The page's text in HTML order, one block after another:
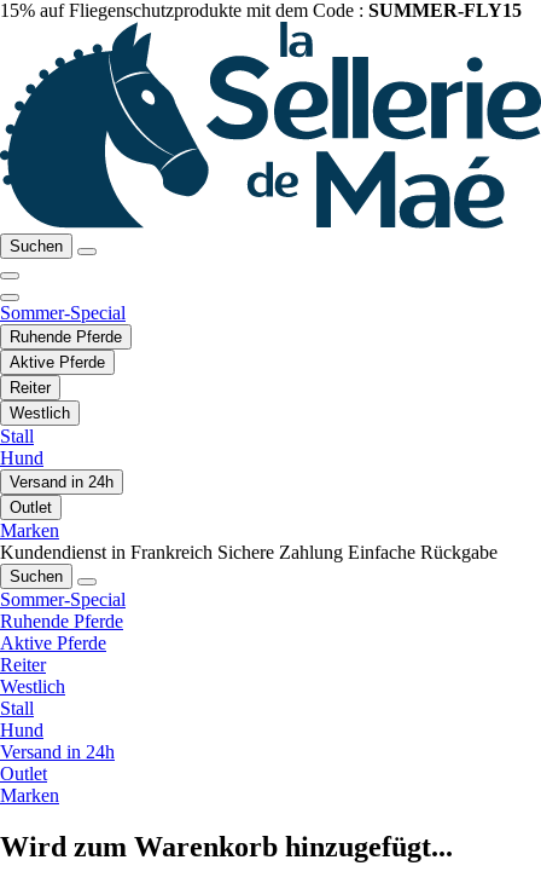
15% auf Fliegenschutzprodukte mit dem Code : SUMMER-FLY15
Suchen
Sommer-Special
Ruhende Pferde
Aktive Pferde
Reiter
Westlich
Stall
Hund
Versand in 24h
Outlet
Marken
Kundendienst in Frankreich Sichere Zahlung Einfache Rückgabe
Suchen
Sommer-Special
Ruhende Pferde
Aktive Pferde
Reiter
Westlich
Stall
Hund
Versand in 24h
Outlet
Marken
Wird zum Warenkorb hinzugefügt...